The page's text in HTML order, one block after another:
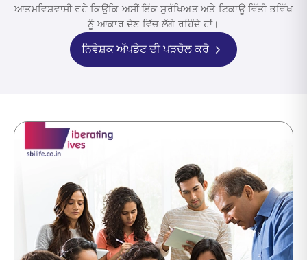
ਆਤਮਵਿਸ਼ਵਾਸੀ ਰਹੇ ਕਿਉਂਕਿ ਅਸੀਂ ਇੱਕ ਸੁਰੱਖਿਅਤ ਅਤੇ ਟਿਕਾਊ ਵਿੱਤੀ ਭਵਿੱਖ
ਨੂੰ ਆਕਾਰ ਦੇਣ ਵਿੱਚ ਲੱਗੇ ਰਹਿੰਦੇ ਹਾਂ।
ਨਿਵੇਸ਼ਕ ਅੱਪਡੇਟ ਦੀ ਪੜਚੋਲ ਕਰੋ